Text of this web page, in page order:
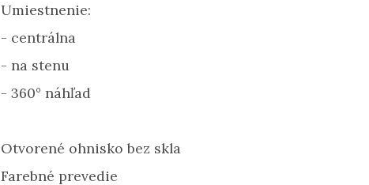
Umiestnenie:
- centrálna
- na stenu
- 360° náhľad
Otvorené ohnisko bez skla
Farebné prevedie